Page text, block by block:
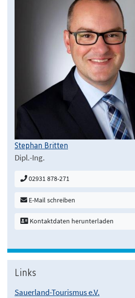
Stephan Britten
Dipl.-Ing.
02931 878-271
E-Mail schreiben
Kontaktdaten herunterladen
Links
Sauerland-Tourismus e.V.